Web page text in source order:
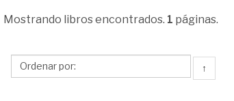
Yoneyama,
Mostrando libros encontrados. 1 páginas.
↑